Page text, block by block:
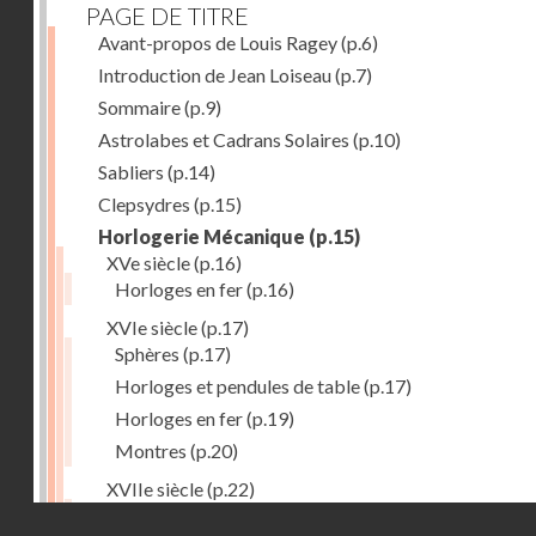
PAGE DE TITRE
Avant-propos de Louis Ragey(p.6)
Introduction de Jean Loiseau(p.7)
Sommaire(p.9)
Astrolabes et Cadrans Solaires (p.10)
Sabliers (p.14)
Clepsydres (p.15)
Horlogerie Mécanique (p.15)
XVe siècle(p.16)
Horloges en fer(p.16)
XVIe siècle(p.17)
Sphères (p.17)
Horloges et pendules de table(p.17)
Horloges en fer(p.19)
Montres (p.20)
XVIIe siècle(p.22)